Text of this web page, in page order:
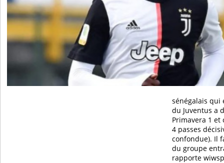
sénégalais qui
du Juventus a
Primavera 1
4 passes
confondue). Il
du groupe
rapporte